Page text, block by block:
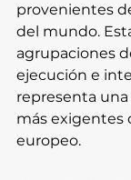
provenientes
del mundo.
agrupaciones
ejecución e
representa
más exigentes
europeo.